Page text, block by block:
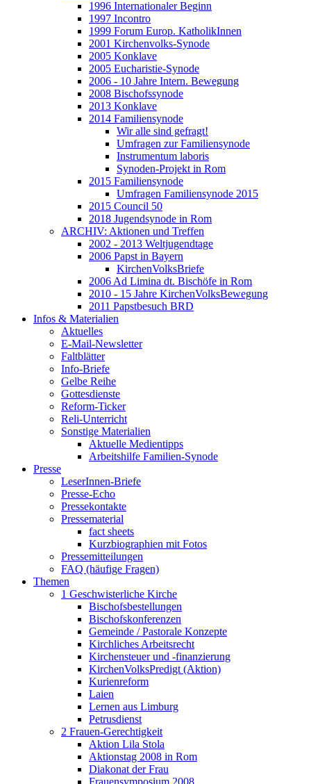
1996 Internationaler Beginn
1997 Incontro
1999 Forum Europ. KatholikInnen
2001 Kirchenvolks-Synode
2005 Konklave
2005 Eucharistie-Synode
2006 - 10 Jahre Intern. Bewegung
2008 Bischofssynode
2013 Konklave
2014 Familiensynode
Wir alle sind gefragt!
Umfragen zur Familiensynode
Instrumentum laboris
Synoden-Projekt in Rom
2015 Familiensynode
Umfragen Familiensynode 2015
2015 Council 50
2018 Jugendsynode in Rom
ARCHIV: Aktionen und Treffen
2002 - 2013 Weltjugendtage
2006 Papst in Bayern
KirchenVolksBriefe
2006 Ad Limina dt. Bischöfe in Rom
2010 - 15 Jahre KirchenVolksBewegung
2011 Papstbesuch BRD
Infos & Materialien
Aktuelles
E-Mail-Newsletter
Faltblätter
Info-Briefe
Gelbe Reihe
Gottesdienste
Reform-Ticker
Reli-Unterricht
Sonstige Materialien
Aktuelle Medientipps
Arbeitshilfe Familien-Synode
Presse
LeserInnen-Briefe
Presse-Echo
Pressekontakte
Pressematerial
fact sheets
Kurzbiographien mit Fotos
Pressemitteilungen
FAQ (häufige Fragen)
Themen
1 Geschwisterliche Kirche
Bischofsbestellungen
Bischofskonferenzen
Gemeinde / Pastorale Konzepte
Kirchliches Arbeitsrecht
Kirchensteuer und -finanzierung
KirchenVolksPredigt (Aktion)
Kurienreform
Laien
Lernen aus Limburg
Petrusdienst
2 Frauen-Gerechtigkeit
Aktion Lila Stola
Aktionstag 2008 in Rom
Diakonat der Frau
Frauensymposium 2008